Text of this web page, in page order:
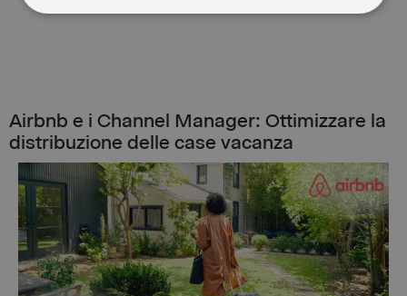
Airbnb e i Channel Manager: Ottimizzare la
distribuzione delle case vacanza